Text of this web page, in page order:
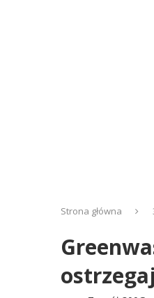
Strona główna